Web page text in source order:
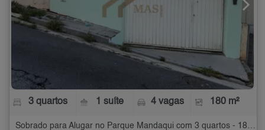
3 quartos 1 suíte 4 vagas 180 m²